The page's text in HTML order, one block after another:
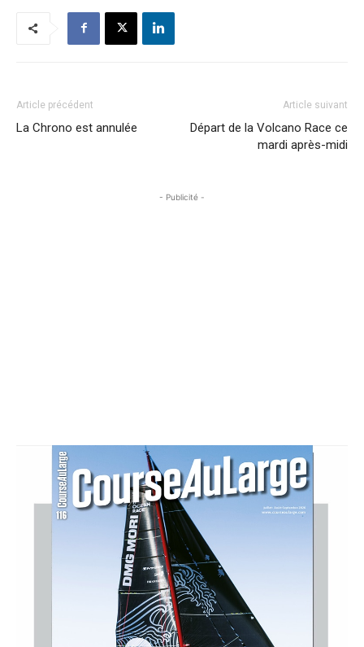
Article précédent
La Chrono est annulée
Article suivant
Départ de la Volcano Race ce
mardi après-midi
- Publicité -